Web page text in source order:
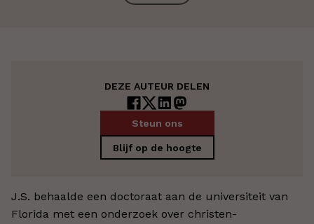
DEZE AUTEUR DELEN
Steun ons
Blijf op de hoogte
J.S. behaalde een doctoraat aan de universiteit van
Florida met een onderzoek over christen-